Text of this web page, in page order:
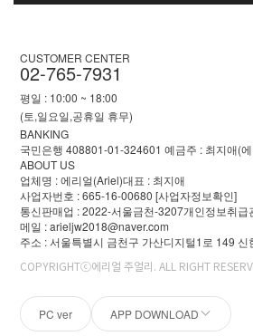
CUSTOMER CENTER
02-765-7931
평일 : 10:00 ~ 18:00
(토,일요일,공휴일 휴무)
BANKING
국민은행 408801-01-324601 예금주 : 최지애(
ABOUT US
업체명 : 에리얼(Ariel)대표 : 최지애
사업자번호 : 665-16-00680[사업자정보확인]
통신판매업 : 2022-서울금천-3207개인정보취급
메일 : arieljw2018@naver.com
주소 : 서울특별시 금천구 가산디지털1로 149
COPYRIGHTⓒ에리얼 주얼리. ALL RIGHT
PC ver APP DOWNLOAD